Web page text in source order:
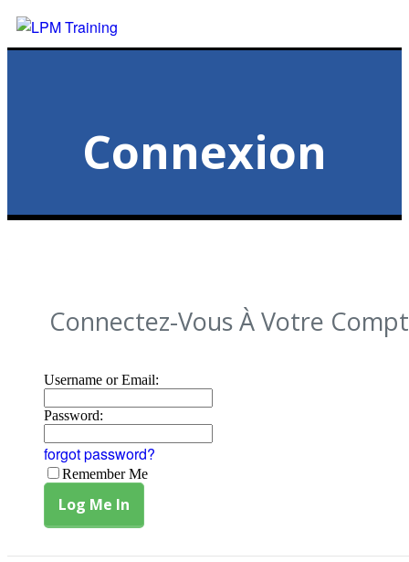
Connexion
Connectez-Vous À Votre
Username or Email:
Password:
forgot password?
Remember Me